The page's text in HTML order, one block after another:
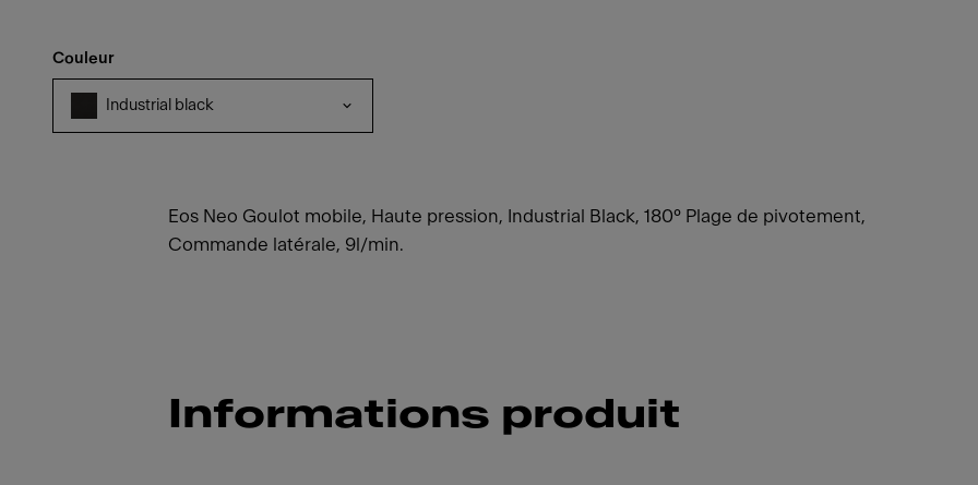
Couleur
Industrial black
Eos Neo Goulot mobile, Haute pression, Industrial Black, 180° Plage de pivotement,
Commande latérale, 9l/min.
Informations produit